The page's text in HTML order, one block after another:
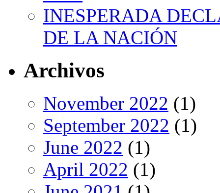
INESPERADA
DE LA NACIÓN
Archivos
November 2022 (1)
September 2022 (1)
June 2022 (1)
April 2022 (1)